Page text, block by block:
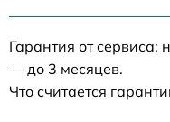
Гарантия от сервиса:
— до 3 месяцев.
Что считается